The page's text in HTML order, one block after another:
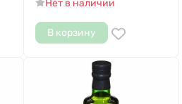
Нет в наличии
В корзину